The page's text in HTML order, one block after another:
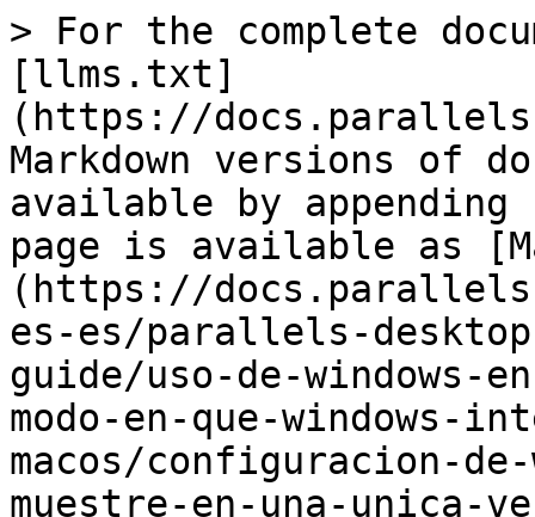
> For the complete
[llms.txt]
(https://
Markdown versions of
available by
page is available as
(https://
es-es/parallels-
guide/uso-de-windows-
modo-en-que-windows-
macos/configuracion-
muestre-en-una-unica-